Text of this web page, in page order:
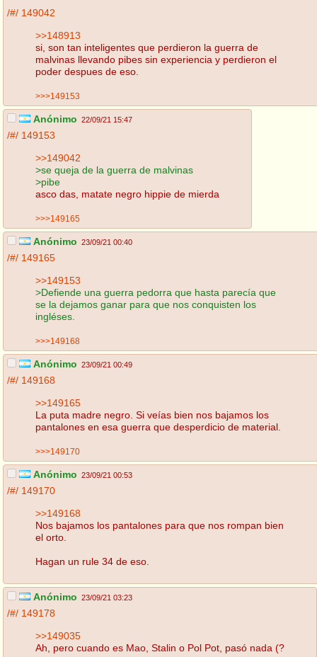
/#/ 149042
>>148913
si, son tan inteligentes que perdieron la guerra de
malvinas llevando pibes sin experiencia y perdieron el
poder despues de eso.
>>>149153
Anónimo 22/09/21 15:47
/#/ 149153
>>149042
>se queja de la guerra de malvinas
>pibe
asco das, matate negro hippie de mierda
>>>149165
Anónimo 23/09/21 00:40
/#/ 149165
>>149153
>Defiende una guerra pedorra que hasta parecía que
se la dejamos ganar para que nos conquisten los
ingléses.
>>>149168
Anónimo 23/09/21 00:49
/#/ 149168
>>149165
La puta madre negro. Si veías bien nos bajamos los
pantalones en esa guerra que desperdicio de material.
>>>149170
Anónimo 23/09/21 00:53
/#/ 149170
>>149168
Nos bajamos los pantalones para que nos rompan bien
el orto.
Hagan un rule 34 de eso.
Anónimo 23/09/21 03:23
/#/ 149178
>>149035
Ah, pero cuando es Mao, Stalin o Pol Pot, pasó nada (?